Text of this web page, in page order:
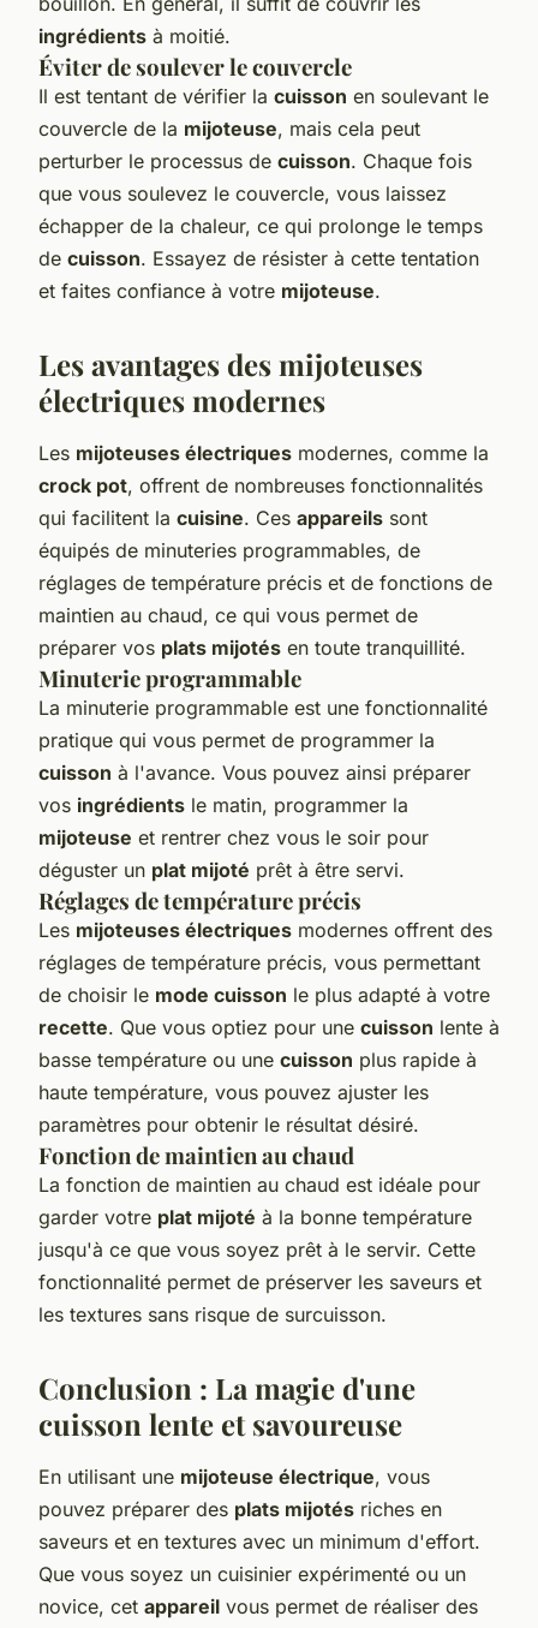
ingrédients à moitié.
Éviter de soulever le couvercle
Il est tentant de vérifier la cuisson en soulevant le
couvercle de la mijoteuse, mais cela peut
perturber le processus de cuisson. Chaque fois
que vous soulevez le couvercle, vous laissez
échapper de la chaleur, ce qui prolonge le temps
de cuisson. Essayez de résister à cette tentation
et faites confiance à votre mijoteuse.
Les avantages des mijoteuses
électriques modernes
Les mijoteuses électriques modernes, comme la
crock pot, offrent de nombreuses fonctionnalités
qui facilitent la cuisine. Ces appareils sont
équipés de minuteries programmables, de
réglages de température précis et de fonctions de
maintien au chaud, ce qui vous permet de
préparer vos plats mijotés en toute tranquillité.
Minuterie programmable
La minuterie programmable est une fonctionnalité
pratique qui vous permet de programmer la
cuisson à l'avance. Vous pouvez ainsi préparer
vos ingrédients le matin, programmer la
mijoteuse et rentrer chez vous le soir pour
déguster un plat mijoté prêt à être servi.
Réglages de température précis
Les mijoteuses électriques modernes offrent des
réglages de température précis, vous permettant
de choisir le mode cuisson le plus adapté à votre
recette. Que vous optiez pour une cuisson lente à
basse température ou une cuisson plus rapide à
haute température, vous pouvez ajuster les
paramètres pour obtenir le résultat désiré.
Fonction de maintien au chaud
La fonction de maintien au chaud est idéale pour
garder votre plat mijoté à la bonne température
jusqu'à ce que vous soyez prêt à le servir. Cette
fonctionnalité permet de préserver les saveurs et
les textures sans risque de surcuisson.
Conclusion : La magie d'une
cuisson lente et savoureuse
En utilisant une mijoteuse électrique, vous
pouvez préparer des plats mijotés riches en
saveurs et en textures avec un minimum d'effort.
Que vous soyez un cuisinier expérimenté ou un
novice, cet appareil vous permet de réaliser des